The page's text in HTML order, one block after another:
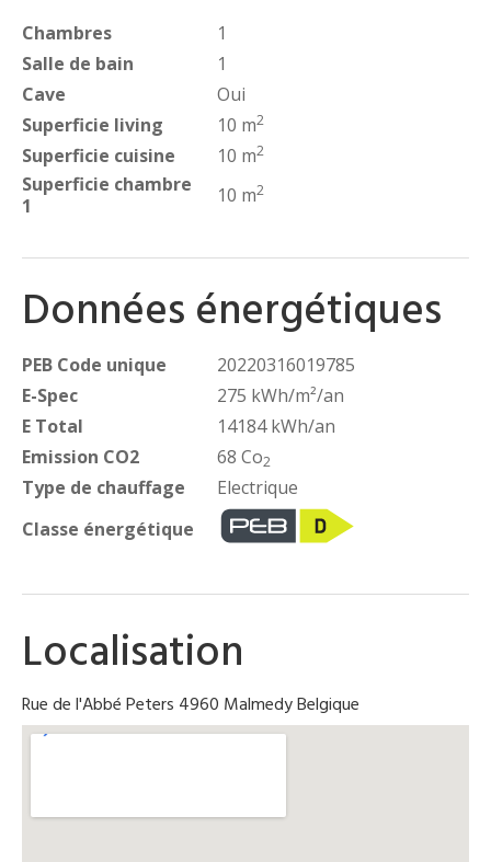
Chambres
1
Salle de bain
1
Cave
Oui
Superficie living
10 m2
Superficie cuisine 10 m2
Superficie chambre
1
10 m2
Données énergétiques
PEB Code unique
20220316019785
E-Spec
275 kWh/m²/an
E Total
14184 kWh/an
Emission CO2
68 Co2
Type de chauffage
Electrique
Classe énergétique
Localisation
Rue de l'Abbé Peters 4960 Malmedy Belgique